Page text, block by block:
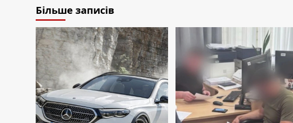
Більше записів